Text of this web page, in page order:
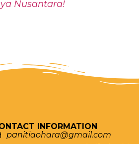
Nusantara!
INFORMATION
panitiaohara@gmail.com